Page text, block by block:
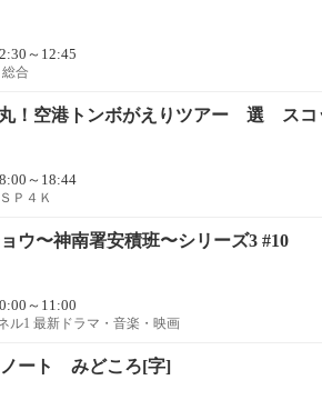
～12:45
合
！空港トンボがえりツアー 選 ス
～18:44
Ｐ４Ｋ
ウ〜神南署安積班〜シリーズ3 #10
～11:00
ル1 最新ドラマ・音楽・映画
ノート みどころ[字]